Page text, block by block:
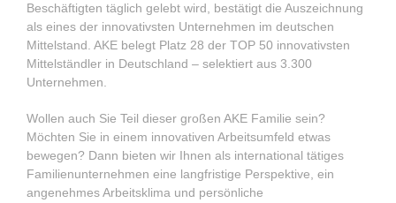
Beschäftigten täglich gelebt wird, bestätigt die Auszeichnung
als eines der innovativsten Unternehmen im deutschen
Mittelstand. AKE belegt Platz 28 der TOP 50 innovativsten
Mittelständler in Deutschland – selektiert aus 3.300
Unternehmen.
Wollen auch Sie Teil dieser großen AKE Familie sein?
Möchten Sie in einem innovativen Arbeitsumfeld etwas
bewegen? Dann bieten wir Ihnen als international tätiges
Familienunternehmen eine langfristige Perspektive, ein
angenehmes Arbeitsklima und persönliche